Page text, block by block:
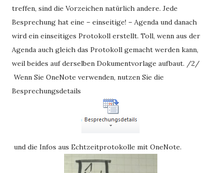
treffen, sind die Vorzeichen natürlich andere. Jede
Besprechung hat eine – einseitige! – Agenda und danach
wird ein einseitiges Protokoll erstellt. Toll, wenn aus der
Agenda auch gleich das Protokoll gemacht werden kann,
weil beides auf derselben Dokumentvorlage aufbaut. /2/
Wenn Sie OneNote verwenden, nutzen Sie die
Besprechungsdetails
und die Infos aus Echtzeitprotokolle mit OneNote.